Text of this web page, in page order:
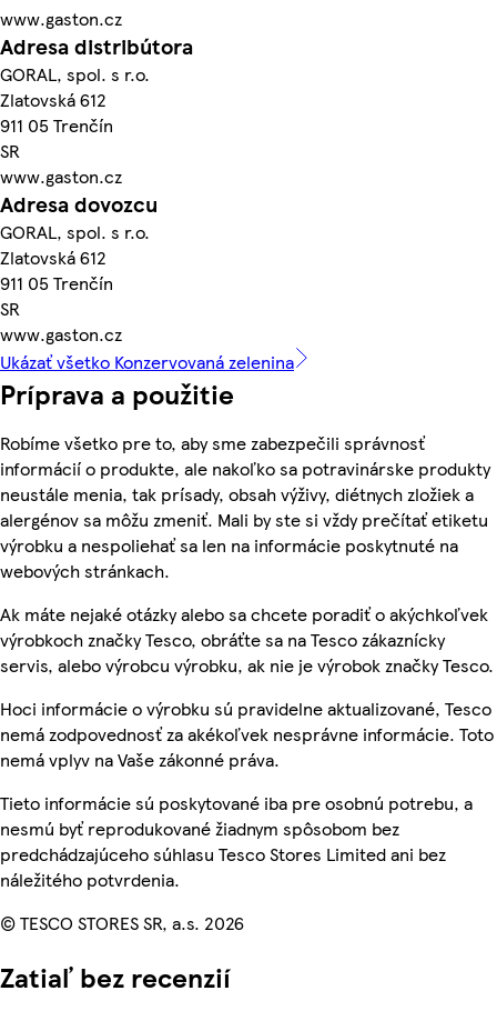
www.gaston.cz
Adresa distribútora
GORAL, spol. s r.o.
Zlatovská 612
911 05 Trenčín
SR
www.gaston.cz
Adresa dovozcu
GORAL, spol. s r.o.
Zlatovská 612
911 05 Trenčín
SR
www.gaston.cz
Ukázať všetko Konzervovaná zelenina
Príprava a použitie
Robíme všetko pre to, aby sme zabezpečili správnosť
informácií o produkte, ale nakoľko sa potravinárske produkty
neustále menia, tak prísady, obsah výživy, diétnych zložiek a
alergénov sa môžu zmeniť. Mali by ste si vždy prečítať etiketu
výrobku a nespoliehať sa len na informácie poskytnuté na
webových stránkach.
Ak máte nejaké otázky alebo sa chcete poradiť o akýchkoľvek
výrobkoch značky Tesco, obráťte sa na Tesco zákaznícky
servis, alebo výrobcu výrobku, ak nie je výrobok značky Tesco.
Hoci informácie o výrobku sú pravidelne aktualizované, Tesco
nemá zodpovednosť za akékoľvek nesprávne informácie. Toto
nemá vplyv na Vaše zákonné práva.
Tieto informácie sú poskytované iba pre osobnú potrebu, a
nesmú byť reprodukované žiadnym spôsobom bez
predchádzajúceho súhlasu Tesco Stores Limited ani bez
náležitého potvrdenia.
© TESCO STORES SR, a.s. 2026
Zatiaľ bez recenzií